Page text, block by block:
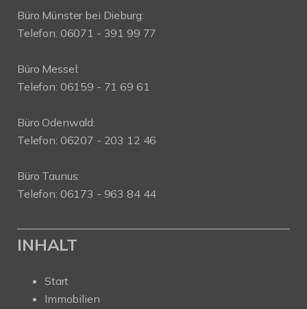
Büro Münster bei Dieburg:
Telefon: 06071 - 391 99 77
Büro Messel:
Telefon: 06159 - 71 69 61
Büro Odenwald:
Telefon: 06207 - 203 12 46
Büro Taunus:
Telefon: 06173 - 963 84 44
INHALT
Start
Immobilien